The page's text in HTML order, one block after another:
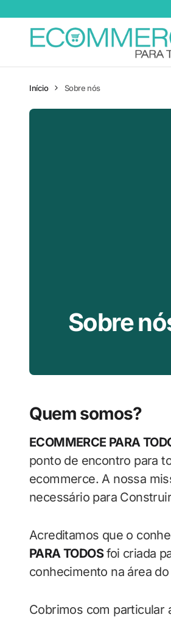
Início Sobre nós
Sobre
Quem somos?
ECOMMERCE PARA
ponto de encontro para
ecommerce. A nossa
necessário para
Acreditamos que o
PARA TODOSfoi criada
conhecimento na área
Cobrimos com particular